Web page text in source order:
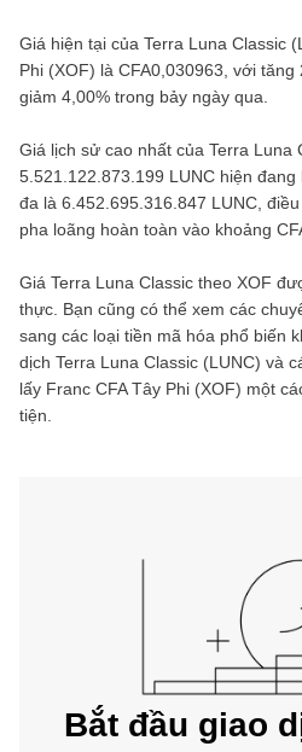
Giá hiện tại của Terra Luna Classic (
Phi (XOF) là CFA0,030963 , với tăng
giảm 4,00% trong bảy ngày qua.
Giá lịch sử cao nhất của Terra Luna
5.521.122.873.199 LUNC hiện đang
đa là 6.452.695.316.847 LUNC ,
pha loãng hoàn toàn vào khoảng
Giá Terra Luna Classic theo XOF
thực. Bạn cũng có thể xem các
sang các loại tiền mã hóa phổ biến
dịch Terra Luna Classic (LUNC) và
lấy Franc CFA Tây Phi (XOF) một
tiện.
Bắt đầu giao